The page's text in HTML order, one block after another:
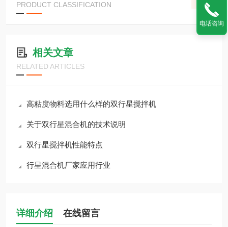
PRODUCT CLASSIFICATION
相关文章
RELATED ARTICLES
高粘度物料选用什么样的双行星搅拌机
关于双行星混合机的技术说明
双行星搅拌机性能特点
行星混合机厂家应用行业
详细介绍 在线留言
电话咨询